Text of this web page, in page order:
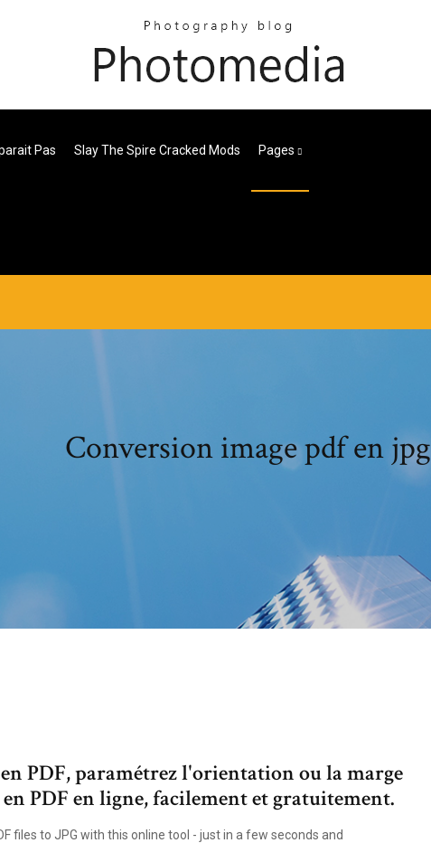
Pas Slay The Spire Cracked Mods Pages
Conversion image pdf en jpg
en PDF, paramétrez l'orientation ou la marge
en PDF en ligne, facilement et gratuitement.
files to JPG with this online tool - just in a few seconds and